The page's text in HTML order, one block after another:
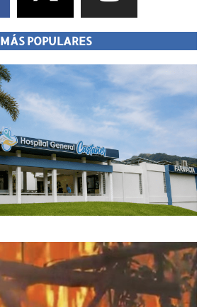
MÁS POPULARES